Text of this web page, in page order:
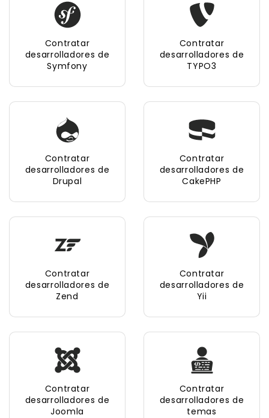
Contratar
desarrolladores de
Symfony
Contratar
desarrolladores de
TYPO3
Contratar
desarrolladores de
Drupal
Contratar
desarrolladores de
CakePHP
Contratar
desarrolladores de
Zend
Contratar
desarrolladores de
Yii
Contratar
desarrolladores de
Joomla
Contratar
desarrolladores de
temas